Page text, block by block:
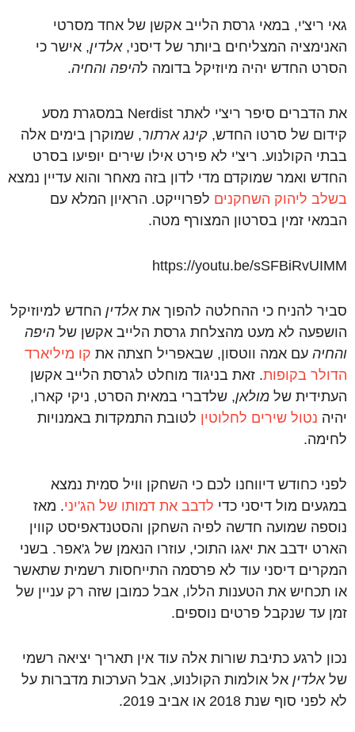
גאי ריצ'י, במאי גרסת הלייב אקשן של אחד מסרטי
האנימציה המצליחים ביותר של דיסני,אלדין, אישר כי
הסרט החדש יהיה מיוזיקל בדומה להיפה והחיה.
את הדברים סיפר ריצ'י לאתר Nerdist במסגרת מסע
קידום של סרטו החדש, קינג ארתור, שמוקרן בימים אלה
בבתי הקולנוע. ריצ'י לא פירט אילו שירים יופיעו בסרט
החדש ואמר שמוקדם מדי לדון בזה מאחר והוא עדיין נמצא
בשלב ליהוק השחקנים לפרוייקט. הראיון המלא עם
הבמאי זמין בסרטון המצורף מטה.
https://youtu.be/sSFBiRvUIMM
סביר להניח כי ההחלטה להפוך אתאלדין החדש למיוזיקל
הושפעה לא מעט מהצלחת גרסת הלייב אקשן של היפה
והחיה עם אמה ווטסון, שבאפריל חצתה את קו מיליארד
הדולר בקופות. זאת בניגוד מוחלט לגרסת הלייב אקשן
העתידית של מולאן, שלדברי במאית הסרט, ניקי קארו,
יהיה נטול שירים לחלוטין לטובת התמקדות באמנויות
לחימה.
לפני כחודש דיווחנו לכם כי השחקן וויל סמית נמצא
במגעים מול דיסני כדי לדבב את דמותו של הג'יני. מאז
נוספה שמועה חדשה לפיה השחקן והסטנדאפיסט קווין
הארט ידבב את יאגו התוכי, עוזרו הנאמן של ג'אפר. בשני
המקרים דיסני עוד לא פרסמה התייחסות רשמית שתאשר
או תכחיש את הטענות הללו, אבל כמובן שזה רק עניין של
זמן עד שנקבל פרטים נוספים.
נכון לרגע כתיבת שורות אלה עוד אין תאריך יציאה רשמי
שלאלדין אל אולמות הקולנוע, אבל הערכות מדברות על
לא לפני סוף שנת 2018 או אביב 2019.